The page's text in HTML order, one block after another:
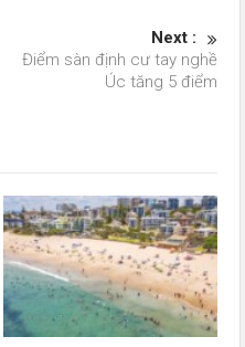
Next :
Điểm sàn định cư tay nghề
Úc tăng 5 điểm